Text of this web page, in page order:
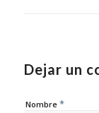
Dejar un
Nombre *